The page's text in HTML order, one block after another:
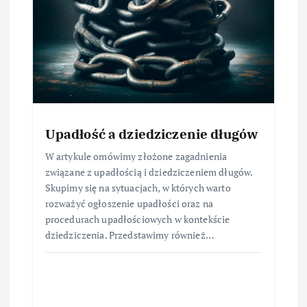
Upadłość a dziedziczenie długów
W artykule omówimy złożone zagadnienia
związane z upadłością i dziedziczeniem długów.
Skupimy się na sytuacjach, w których warto
rozważyć ogłoszenie upadłości oraz na
procedurach upadłościowych w kontekście
dziedziczenia. Przedstawimy również…